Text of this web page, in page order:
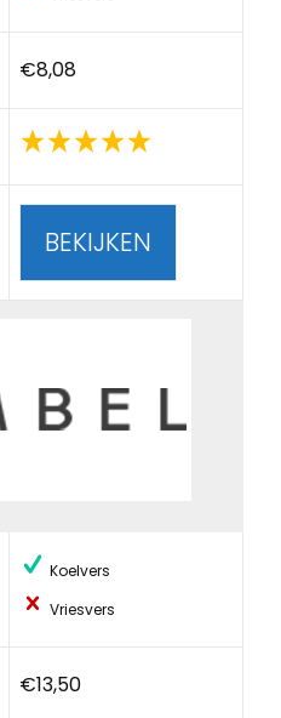
€8,08
BEKIJKEN
Koelvers
Vriesvers
€13,50